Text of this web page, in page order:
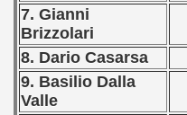
7. Gianni
Brizzolari
8. Dario Casarsa
9. Basilio Dalla
Valle
- 2021
- 2022
- 2023